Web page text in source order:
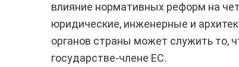
влияние нормативных реформ на
юридические, инженерные и
органов страны может служить то,
государстве-члене ЕС.